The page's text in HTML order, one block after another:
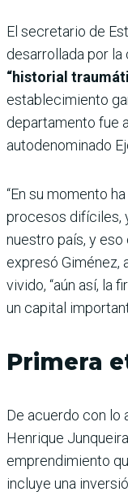
El secretario de
desarrollada por la
“historial
establecimiento
departamento fue
autodenominado
“En su momento
procesos difíciles,
nuestro país, y eso
expresó Giménez,
vivido, “aún así, la
un capital
Primera
De acuerdo con lo
Henrique
emprendimiento
incluye una